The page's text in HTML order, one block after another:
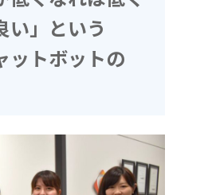
い」という
ットボットの